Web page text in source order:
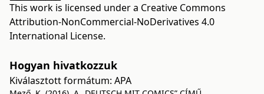
This work is licensed under a Creative Commons
Attribution-NonCommercial-NoDerivatives 4.0
International License.
Hogyan hivatkozzuk
Kiválasztott formátum: APA